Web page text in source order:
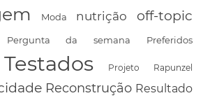
Moda nutrição off-topic
Pergunta da semana Preferidos
Projeto Rapunzel
Reconstrução Resultado